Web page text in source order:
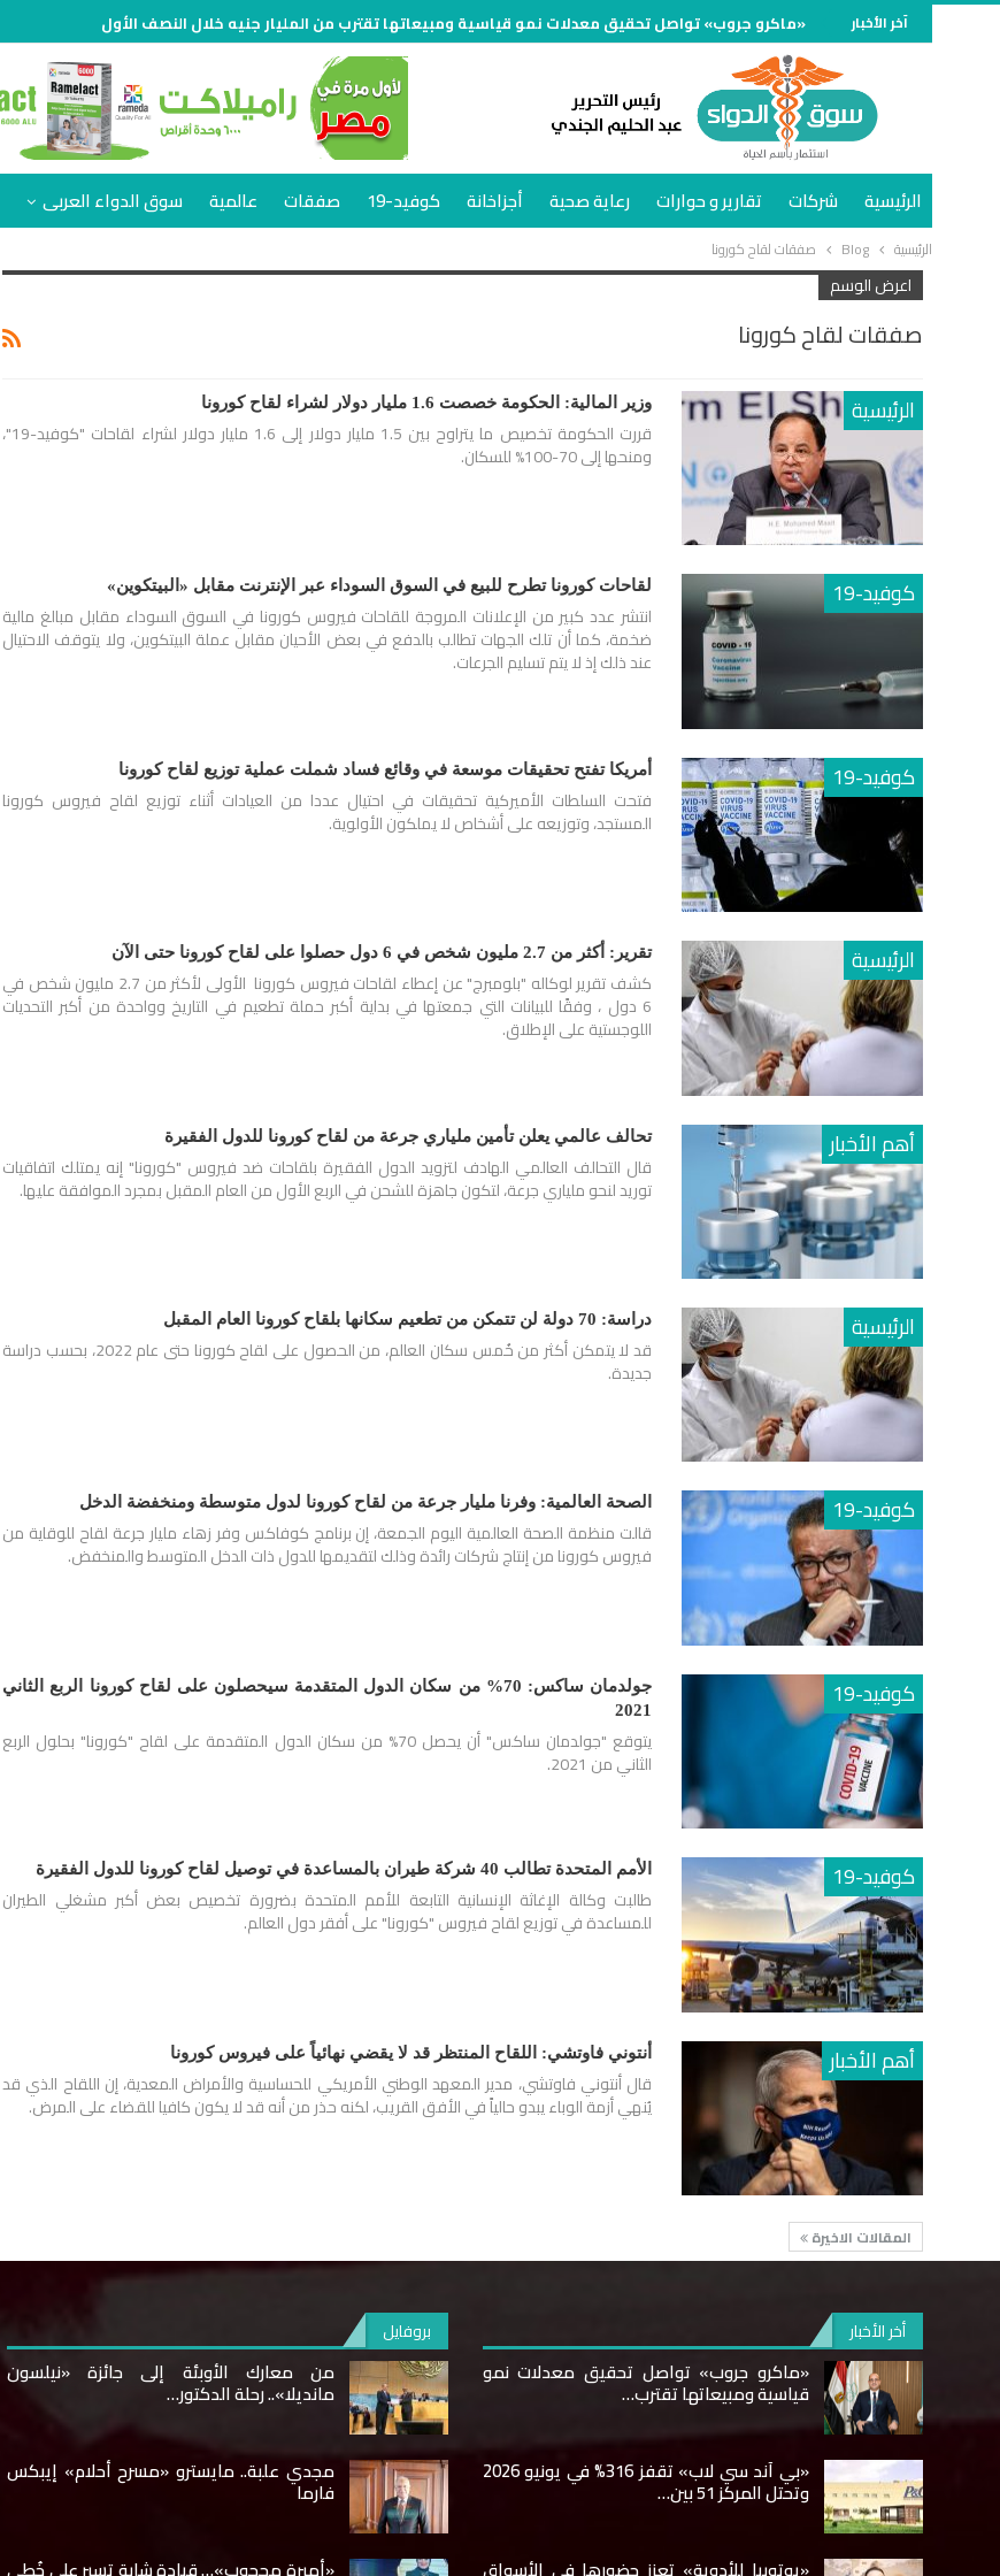
آخر الأخبار «ماكرو جروب» تواصل تحقيق معدلات نمو قياسية ومبيعاتها تقترب من المليار جنيه خلال النصف الأول
الرئيسية شركات تقارير و حوارات رعاية صحية أجزاخانة كوفيد-19 صفقات عالمية سوق الدواء العربى
الرئيسية Blog صفقات لقاح كورونا
اعرض الوسم
صفقات لقاح كورونا
الرئيسية وزير المالية: الحكومة خصصت 1.6 مليار دولار لشراء لقاح كورونا
قررت الحكومة تخصيص ما يتراوح بين 1.5 مليار دولار إلى 1.6 مليار دولار لشراء لقاحات "كوفيد-19"،
ومنحها إلى 70-100% للسكان.
كوفيد-19 لقاحات كورونا تطرح للبيع في السوق السوداء عبر الإنترنت مقابل «البيتكوين»
انتشر عدد كبير من الإعلانات المروجة للقاحات فيروس كورونا في السوق السوداء مقابل مبالغ مالية
ضخمة، كما أن تلك الجهات تطالب بالدفع في بعض الأحيان مقابل عملة البيتكوين، ولا يتوقف الاحتيال
عند ذلك إذ لا يتم تسليم الجرعات.
كوفيد-19 أمريكا تفتح تحقيقات موسعة في وقائع فساد شملت عملية توزيع لقاح كورونا
فتحت السلطات الأميركية تحقيقات في احتيال عددا من العيادات أثناء توزيع لقاح فيروس كورونا
المستجد، وتوزيعه على أشخاص لا يملكون الأولوية.
الرئيسية تقرير: أكثر من 2.7 مليون شخص في 6 دول حصلوا على لقاح كورونا حتى الآن
كشف تقرير لوكاله "بلومبرج" عن إعطاء لقاحات فيروس كورونا الأولى لأكثر من 2.7 مليون شخص في
6 دول ، وفقًا للبيانات التي جمعتها في بداية أكبر حملة تطعيم في التاريخ وواحدة من أكبر التحديات
اللوجستية على الإطلاق.
أهم الأخبار تحالف عالمي يعلن تأمين ملياري جرعة من لقاح كورونا للدول الفقيرة
قال التحالف العالمي الهادف لتزويد الدول الفقيرة بلقاحات ضد فيروس "كورونا" إنه يمتلك اتفاقيات
توريد لنحو ملياري جرعة، لتكون جاهزة للشحن في الربع الأول من العام المقبل بمجرد الموافقة عليها.
الرئيسية دراسة: 70 دولة لن تتمكن من تطعيم سكانها بلقاح كورونا العام المقبل
قد لا يتمكن أكثر من خُمس سكان العالم، من الحصول على لقاح كورونا حتى عام 2022، بحسب دراسة
جديدة.
كوفيد-19 الصحة العالمية: وفرنا مليار جرعة من لقاح كورونا لدول متوسطة ومنخفضة الدخل
قالت منظمة الصحة العالمية اليوم الجمعة، إن برنامج كوفاكس وفر زهاء مليار جرعة لقاح للوقاية من
فيروس كورونا من إنتاج شركات رائدة وذلك لتقديمها للدول ذات الدخل المتوسط والمنخفض.
كوفيد-19
جولدمان ساكس: 70% من سكان الدول المتقدمة سيحصلون على لقاح كورونا الربع الثاني
2021
يتوقع "جولدمان ساكس" أن يحصل 70% من سكان الدول المتقدمة على لقاح "كورونا" بحلول الربع
الثاني من 2021.
كوفيد-19 الأمم المتحدة تطالب 40 شركة طيران بالمساعدة في توصيل لقاح كورونا للدول الفقيرة
طالبت وكالة الإغاثة الإنسانية التابعة للأمم المتحدة بضرورة تخصيص بعض أكبر مشغلي الطيران
للمساعدة في توزيع لقاح فيروس "كورونا" على أفقر دول العالم.
أهم الأخبار أنتوني فاوتشي: اللقاح المنتظر قد لا يقضي نهائياً على فيروس كورونا
قال أنتوني فاوتشي، مدير المعهد الوطني الأمريكي للحساسية والأمراض المعدية، إن اللقاح الذي قد
يُنهي أزمة الوباء يبدو حالياً في الأفق القريب، لكنه حذر من أنه قد لا يكون كافيا للقضاء على المرض.
المقالات الاخيرة
أخر الأخبار
«ماكرو جروب» تواصل تحقيق معدلات نمو
قياسية ومبيعاتها تقترب…
«بي آند سي لاب» تقفز 316% في يونيو 2026
وتحتل المركز 51 بين…
«يوتوبيا للأدوية» تعزز حضورها في الأسواق
بروفايل
من معارك الأوبئة إلى جائزة «نيلسون
مانديلا».. رحلة الدكتور…
مجدي علبة.. مايسترو «مسرح أحلام» إيبكس
فارما
«أميرة محجوب»… قيادة شابة تسير على خُطى